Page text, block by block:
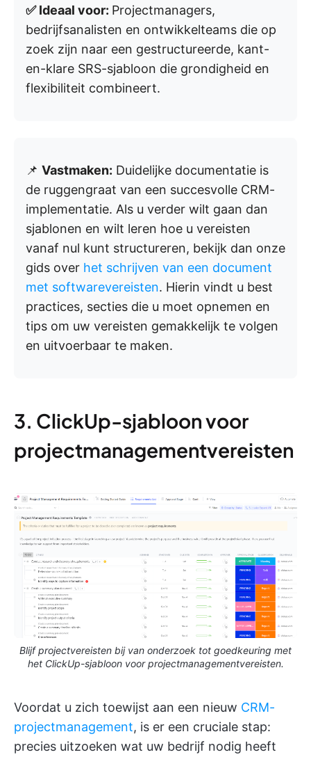
✅ Ideaal voor: Projectmanagers,
bedrijfsanalisten en ontwikkelteams die op
zoek zijn naar een gestructureerde, kant-
en-klare SRS-sjabloon die grondigheid en
flexibiliteit combineert.
📌 Vastmaken: Duidelijke documentatie is
de ruggengraat van een succesvolle CRM-
implementatie. Als u verder wilt gaan dan
sjablonen en wilt leren hoe u vereisten
vanaf nul kunt structureren, bekijk dan onze
gids over het schrijven van een document
met softwarevereisten. Hierin vindt u best
practices, secties die u moet opnemen en
tips om uw vereisten gemakkelijk te volgen
en uitvoerbaar te maken.
3. ClickUp-sjabloon voor
projectmanagementvereisten
Blijf projectvereisten bij van onderzoek tot goedkeuring met
het ClickUp-sjabloon voor projectmanagementvereisten.
Voordat u zich toewijst aan een nieuw CRM-
projectmanagement, is er een cruciale stap:
precies uitzoeken wat uw bedrijf nodig heeft